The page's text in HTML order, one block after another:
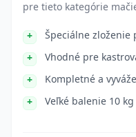
pre tieto kategórie
Špeciálne zloženie
Vhodné pre
Kompletné a
Veľké balenie 10 kg